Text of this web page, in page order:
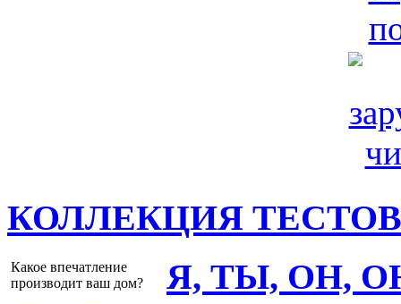
КОЛЛЕКЦИЯ ТЕСТОВ
Какое впечатление
производит ваш дом?
Я, ТЫ, ОН,